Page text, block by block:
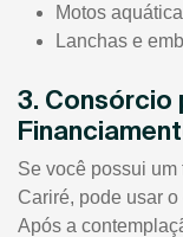
Motos
Lanchas e
3. Consórcio
Se você possui
Cariré, pode usar
Após a